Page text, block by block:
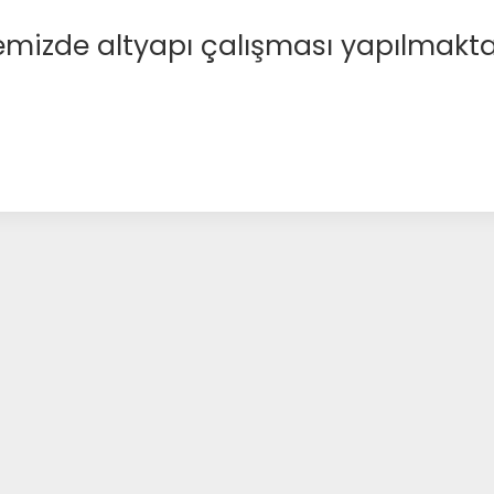
altyapı çalışması